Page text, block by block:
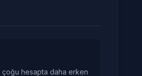
çoğu hesapta daha erken